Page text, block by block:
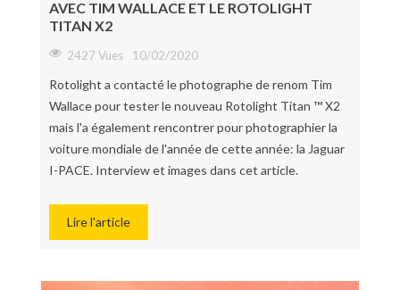
AVEC TIM WALLACE ET LE ROTOLIGHT
TITAN X2
2427 Vues 10/02/2020
Rotolight a contacté le photographe de renom Tim
Wallace pour tester le nouveau Rotolight Titan ™ X2
mais l'a également rencontrer pour photographier la
voiture mondiale de l'année de cette année: la Jaguar
I-PACE. Interview et images dans cet article.
Lire l'article